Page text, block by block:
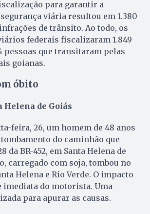
para garantir a
viária resultou em 1.380
de trânsito. Ao todo, os
federais fiscalizaram 1.849
pessoas que transitaram pelas
goianas.
óbito
Helena de Goiás
feira, 26, um homem de 48 anos
do caminhão que
da BR-452, em Santa Helena de
carregado com soja, tombou no
Helena e Rio Verde. O impacto
imediata do motorista. Uma
para apurar as causas.